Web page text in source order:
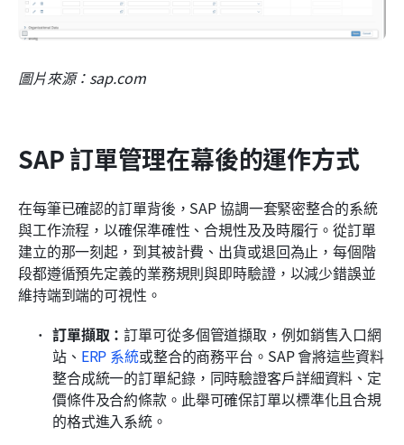
圖片來源：sap.com
SAP 訂單管理在幕後的運作方式
在每筆已確認的訂單背後，SAP 協調一套緊密整合的系統
與工作流程，以確保準確性、合規性及及時履行。從訂單
建立的那一刻起，到其被計費、出貨或退回為止，每個階
段都遵循預先定義的業務規則與即時驗證，以減少錯誤並
維持端到端的可視性。
訂單擷取：訂單可從多個管道擷取，例如銷售入口網
站、 ERP 系統或整合的商務平台。SAP 會將這些資料
整合成統一的訂單紀錄，同時驗證客戶詳細資料、定
價條件及合約條款。此舉可確保訂單以標準化且合規
的格式進入系統。